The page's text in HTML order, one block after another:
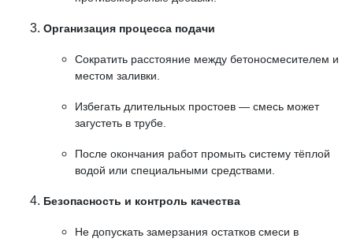
Организация процесса подачи
Сократить расстояние между бетоносмесителем и
местом заливки.
Избегать длительных простоев — смесь может
загустеть в трубе.
После окончания работ промыть систему тёплой
водой или специальными средствами.
Безопасность и контроль качества
Не допускать замерзания остатков смеси в